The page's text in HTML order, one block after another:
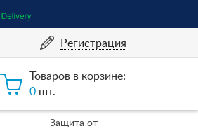
Регистрация
Товаров в корзине:
0 шт.
Защита от